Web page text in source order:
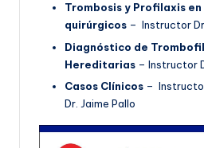
Trombosis y Profilaxis
quirúrgicos – Instructor
Diagnóstico de
Hereditarias – Instructor
Casos Clínicos –
Dr. Jaime Pallo